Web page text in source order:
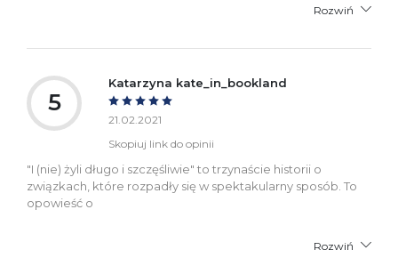
Rozwiń
5
Katarzyna kate_in_bookland
21.02.2021
Skopiuj link do opinii
"I (nie) żyli długo i szczęśliwie" to trzynaście historii o
związkach, które rozpadły się w spektakularny sposób. To
opowieść o
Rozwiń